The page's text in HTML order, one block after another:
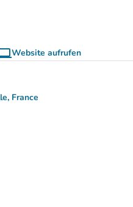
Website aufrufen
(new tab)
France
öffnen)